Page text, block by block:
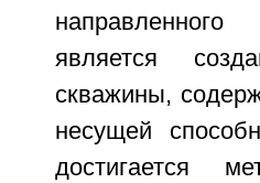
является
скважины,
несущей
достигается